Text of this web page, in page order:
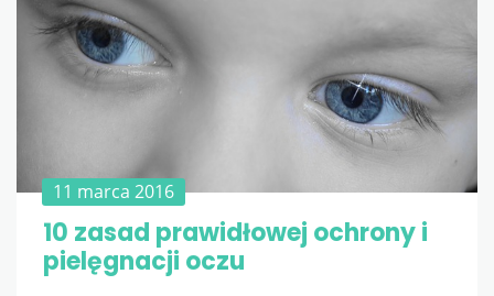
11 marca 2016
10 zasad prawidłowej ochrony i
pielęgnacji oczu